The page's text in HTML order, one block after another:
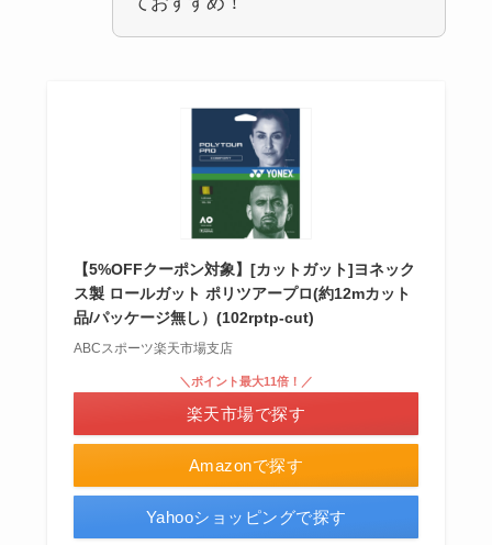
【5%OFFクーポン対象】[カットガット]ヨネック
ス製 ロールガット ポリツアープロ(約12mカット
品/パッケージ無し）(102rptp-cut)
ABCスポーツ楽天市場支店
Amazonで探す
＼ポイント最大11倍！／
楽天市場で探す
Yahooショッピングで探す